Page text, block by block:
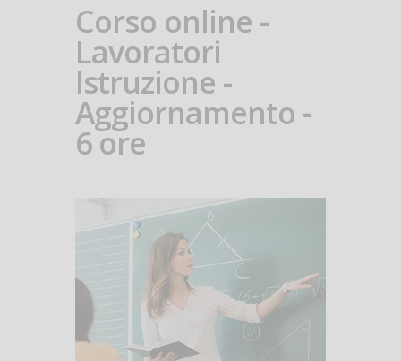
Corso online -
Lavoratori
Istruzione -
Aggiornamento -
6 ore